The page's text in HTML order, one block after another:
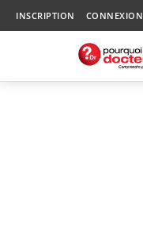
INSCRIPTION CONNEXION